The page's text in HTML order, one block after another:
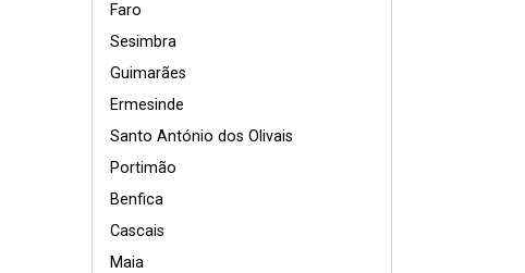
Faro
Sesimbra
Guimarães
Ermesinde
Santo António dos Olivais
Portimão
Benfica
Cascais
Maia